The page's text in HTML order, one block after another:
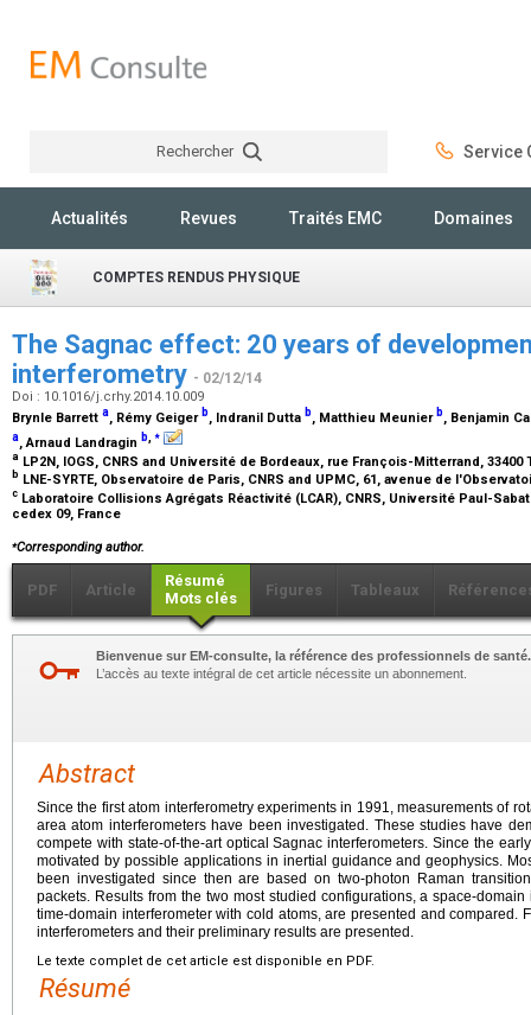
Rechercher Service
Actualités Revues Traités EMC Domaines
COMPTES RENDUS PHYSIQUE
The Sagnac effect: 20 years of
interferometry - 02/12/14
Doi : 10.1016/j.crhy.2014.10.009
Brynle Barrett a, Rémy Geiger b, Indranil Dutta b, Matthieu Meunier b, Benjamin
a, Arnaud Landragin b
⁎
a LP2N, IOGS, CNRS and Université de Bordeaux, rue François-Mitterrand,
b LNE-SYRTE, Observatoire de Paris, CNRS and UPMC, 61, avenue de
c Laboratoire Collisions Agrégats Réactivité (LCAR), CNRS, Université Paul-
cedex 09, France
⁎Corresponding author.
PDF Article
Résumé
Mots clés
Figures Tableaux
Bienvenue sur EM-consulte, la référence des professionnels de santé.
L’accès au texte intégral de cet article nécessite un abonnement.
Abstract
Since the first atom interferometry experiments in 1991, measurements of
area atom interferometers have been investigated. These studies have
compete with state-of-the-art optical Sagnac interferometers. Since the
motivated by possible applications in inertial guidance and geophysics.
been investigated since then are based on two-photon Raman
packets. Results from the two most studied configurations, a space-
time-domain interferometer with cold atoms, are presented and compared.
interferometers and their preliminary results are presented.
Le texte complet de cet article est disponible en PDF.
Résumé